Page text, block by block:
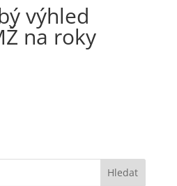
výhled
na roky